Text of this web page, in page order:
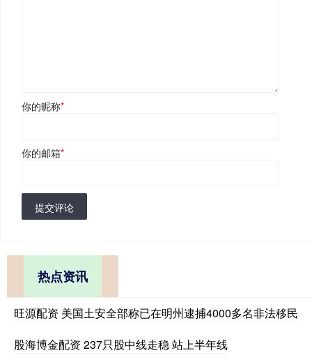
你的昵称*
你的邮箱*
提交评论
热点资讯
旺源配资 美国土安全部称已在明州逮捕4000多名非法移民
股海博金配资 237只股中线走稳 站上半年线